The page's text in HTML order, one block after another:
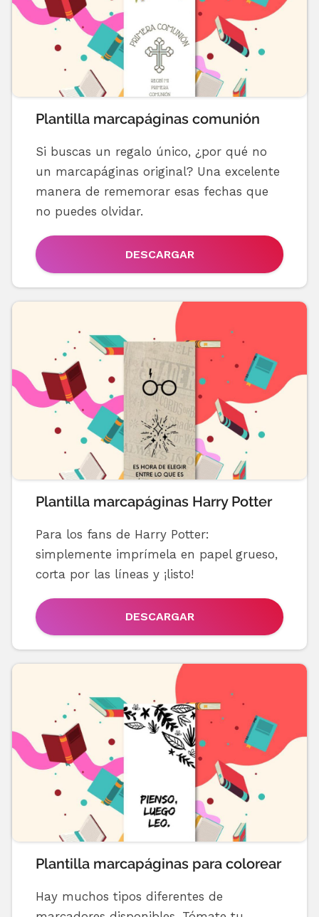
Plantilla marcapáginas comunión
Si buscas un regalo único, ¿por qué no
un marcapáginas original? Una excelente
manera de rememorar esas fechas que
no puedes olvidar.
DESCARGAR
Plantilla marcapáginas Harry Potter
Para los fans de Harry Potter:
simplemente imprímela en papel grueso,
corta por las líneas y ¡listo!
DESCARGAR
Plantilla marcapáginas para colorear
Hay muchos tipos diferentes de